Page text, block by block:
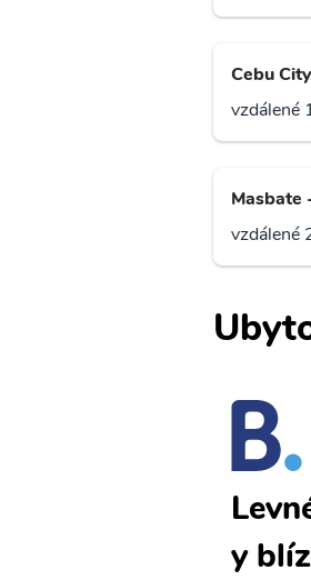
Cebu
vzdálené
Masbate
vzdálené
y